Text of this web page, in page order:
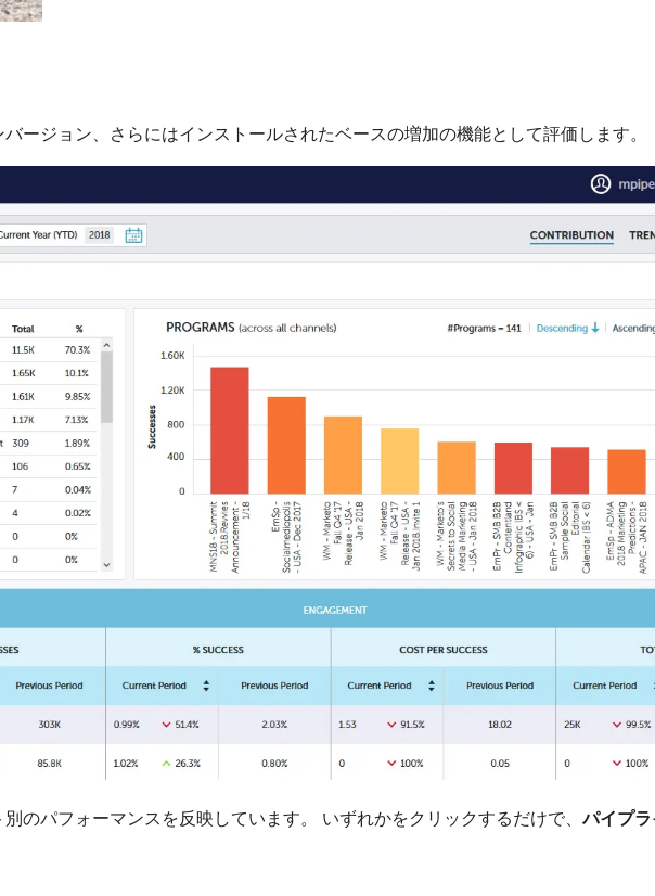
ージョン、さらにはインストールされたベースの増加の機能として評価します。
のパフォーマンスを反映しています。 いずれかをクリックするだけで、パイプ